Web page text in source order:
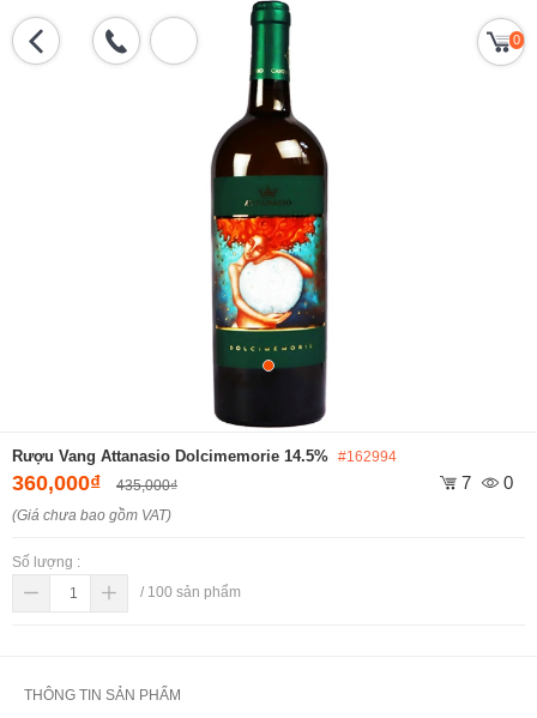
0
Rượu Vang Attanasio Dolcimemorie 14.5% #162994
360,000₫ 435,000₫ 7 0
(Giá chưa bao gồm VAT)
Số lượng :
/ 100 sản phẩm
THÔNG TIN SẢN PHẨM